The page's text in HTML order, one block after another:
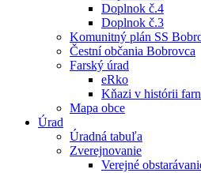
Doplnok č.4
Doplnok č.3
Komunitný plán SS
Čestní občania Bobrovca
Farský úrad
eRko
Kňazi v histórii
Mapa obce
Úrad
Úradná tabuľa
Zverejnovanie
Verejné